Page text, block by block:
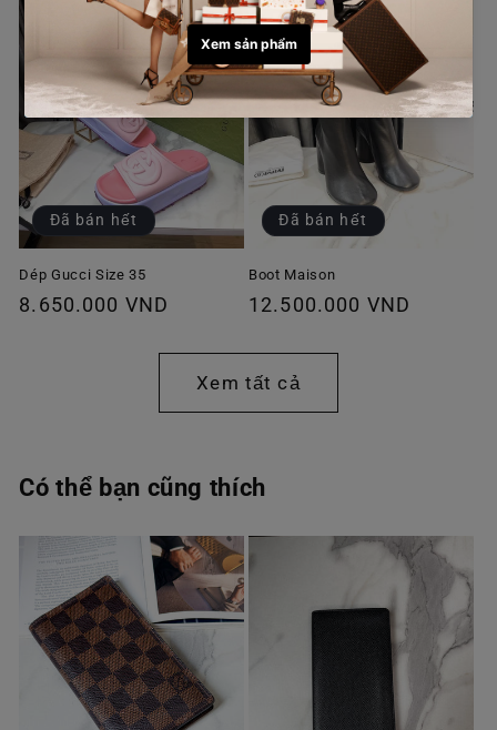
Đã bán hết
Dép Gucci Size 35
Giá
8.650.000 VND
Đã bán hết
Boot Maison
Giá
thường
12.500.000 VND
Xem tất cả
Có thể bạn cũng thích